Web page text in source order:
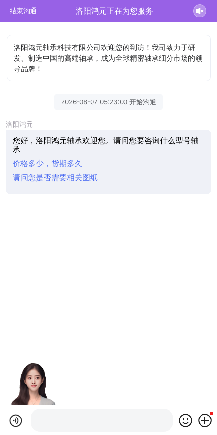
结束沟通 洛阳鸿元正在为您服务
洛阳鸿元轴承科技有限公司欢迎您的到访！我司致力于研
发、制造中国的高端轴承，成为全球精密轴承细分市场的领
导品牌！
2026-08-07 05:23:00 开始沟通
洛阳鸿元
您好，洛阳鸿元轴承欢迎您。请问您要咨询什么型号轴
承
价格多少，货期多久
请问您是否需要相关图纸